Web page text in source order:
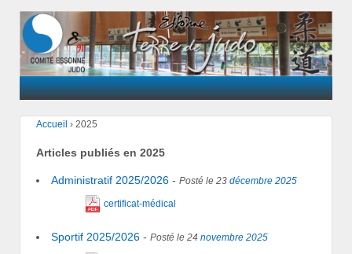
Accueil › 2025
Articles publiés en 2025
Administratif 2025/2026 - Posté le 23 décembre 2025
certificat-médical
Sportif 2025/2026 - Posté le 24 novembre 2025